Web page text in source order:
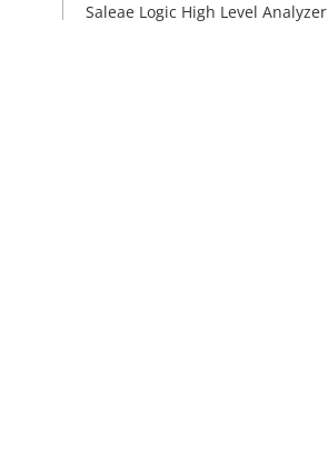
Saleae Logic High Level Analyzer